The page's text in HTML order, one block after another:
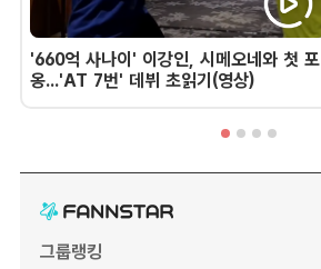
'660억 사나이' 이강인, 시메오네와 첫 포
옹...'AT 7번' 데뷔 초읽기(영상)
그룹랭킹